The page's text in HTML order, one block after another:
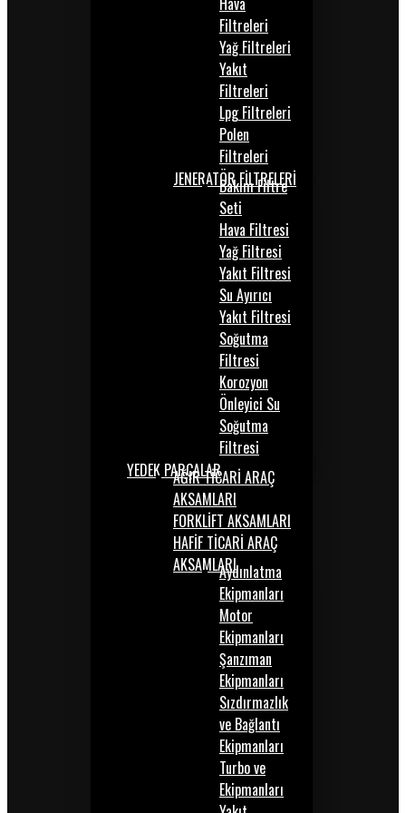
Filtreleri
Yağ Filtreleri
Yakıt
Filtreleri
Lpg Filtreleri
Polen
Filtreleri
JENERATÖR FİLTRELERİ
Bakım Filtre
Seti
Hava Filtresi
Yağ Filtresi
Yakıt Filtresi
Su Ayırıcı
Yakıt Filtresi
Soğutma
Filtresi
Korozyon
Önleyici Su
Soğutma
Filtresi
YEDEK PARÇALARAĞIR TİCARİ ARAÇ
AKSAMLARI
FORKLİFT AKSAMLARI
HAFİF TİCARİ ARAÇ
AKSAMLARIAydınlatma
Ekipmanları
Motor
Ekipmanları
Şanzıman
Ekipmanları
Sızdırmazlık
ve Bağlantı
Ekipmanları
Turbo ve
Ekipmanları